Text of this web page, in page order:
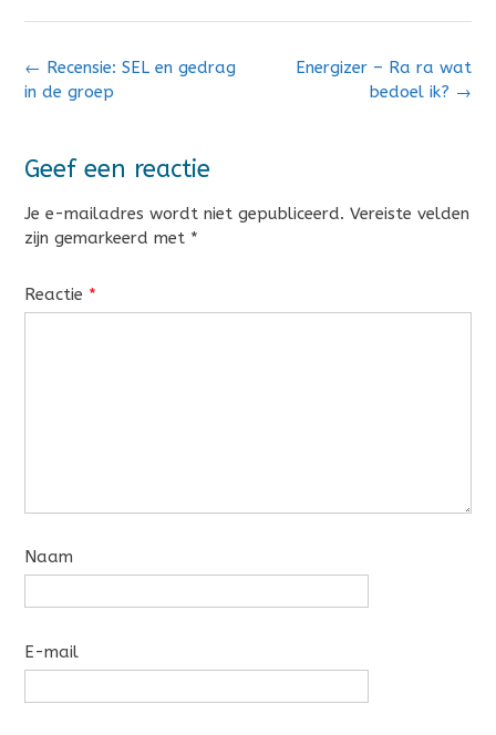
Bericht
navigatie
Energizer – Ra ra wat
bedoel ik? →
← Recensie: SEL en gedrag
in de groep
Geef een reactie
Je e-mailadres wordt niet gepubliceerd. Vereiste velden
zijn gemarkeerd met *
Reactie *
Naam
E-mail